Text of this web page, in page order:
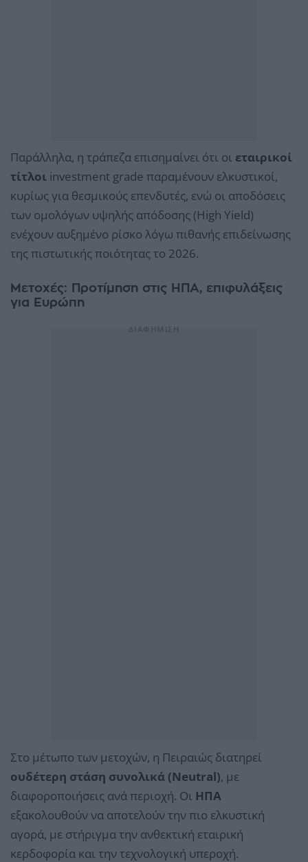
Παράλληλα, η τράπεζα επισημαίνει ότι οι εταιρικοί
τίτλοι investment grade παραμένουν ελκυστικοί,
κυρίως για θεσμικούς επενδυτές, ενώ οι αποδόσεις
των ομολόγων υψηλής απόδοσης (High Yield)
ενέχουν αυξημένο ρίσκο λόγω πιθανής επιδείνωσης
της πιστωτικής ποιότητας το 2026.
Μετοχές: Προτίμηση στις ΗΠΑ, επιφυλάξεις
για Ευρώπη
Στο μέτωπο των μετοχών, η Πειραιώς διατηρεί
ουδέτερη στάση συνολικά (Neutral), με
διαφοροποιήσεις ανά περιοχή. Οι ΗΠΑ
εξακολουθούν να αποτελούν την πιο ελκυστική
αγορά, με στήριγμα την ανθεκτική εταιρική
κερδοφορία και την τεχνολογική υπεροχή.